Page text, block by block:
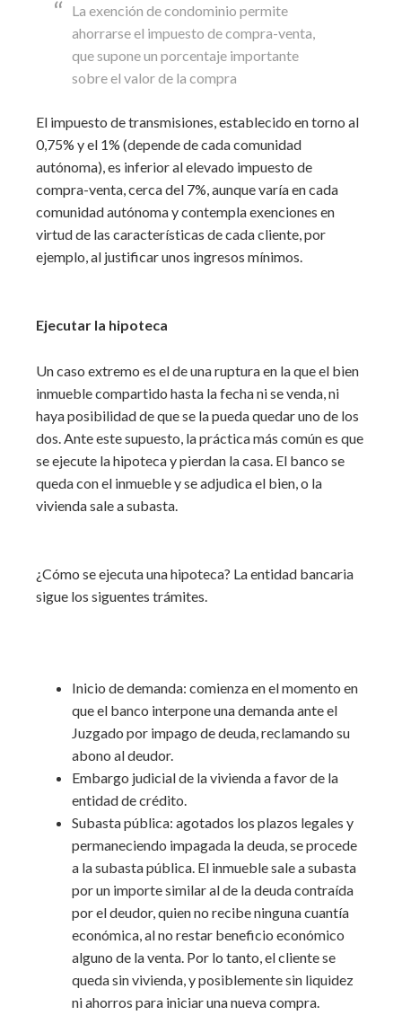
La exención de condominio permite
ahorrarse el impuesto de compra-venta,
que supone un porcentaje importante
sobre el valor de la compra
El impuesto de transmisiones, establecido en torno al
0,75% y el 1% (depende de cada comunidad
autónoma), es inferior al elevado impuesto de
compra-venta, cerca del 7%, aunque varía en cada
comunidad autónoma y contempla exenciones en
virtud de las características de cada cliente, por
ejemplo, al justificar unos ingresos mínimos.
Ejecutar la hipoteca
Un caso extremo es el de una ruptura en la que el bien
inmueble compartido hasta la fecha ni se venda, ni
haya posibilidad de que se la pueda quedar uno de los
dos. Ante este supuesto, la práctica más común es que
se ejecute la hipoteca y pierdan la casa. El banco se
queda con el inmueble y se adjudica el bien, o la
vivienda sale a subasta.
¿Cómo se ejecuta una hipoteca? La entidad bancaria
sigue los siguentes trámites.
Inicio de demanda: comienza en el momento en
que el banco interpone una demanda ante el
Juzgado por impago de deuda, reclamando su
abono al deudor.
Embargo judicial de la vivienda a favor de la
entidad de crédito.
Subasta pública: agotados los plazos legales y
permaneciendo impagada la deuda, se procede
a la subasta pública. El inmueble sale a subasta
por un importe similar al de la deuda contraída
por el deudor, quien no recibe ninguna cuantía
económica, al no restar beneficio económico
alguno de la venta. Por lo tanto, el cliente se
queda sin vivienda, y posiblemente sin liquidez
ni ahorros para iniciar una nueva compra.